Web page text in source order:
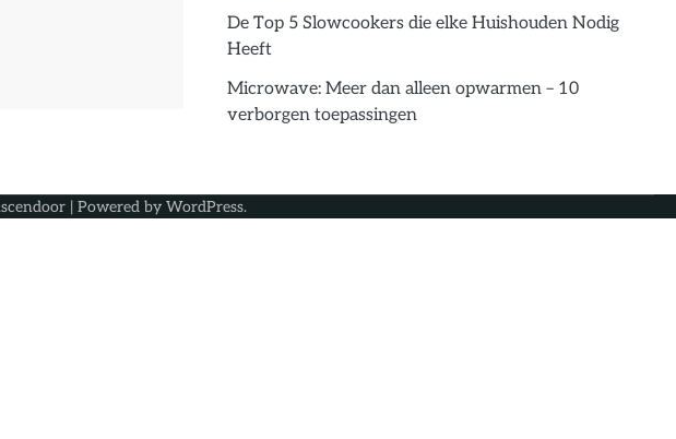
De Top 5 Slowcookers die elke Huishouden Nodig
Heeft
Microwave: Meer dan alleen opwarmen – 10
verborgen toepassingen
| Powered by WordPress.